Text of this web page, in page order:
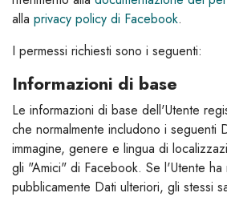
alla privacy policy di Facebook.
I permessi richiesti sono i seguenti:
Informazioni di base
Le informazioni di base dell'Utente
che normalmente includono i seguenti
immagine, genere e lingua di
gli "Amici" di Facebook. Se l'Utente ha
pubblicamente Dati ulteriori, gli stessi